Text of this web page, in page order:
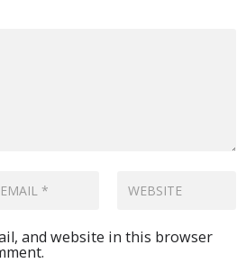
and website in this browser